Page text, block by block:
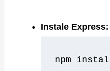
Instale Express:
npm